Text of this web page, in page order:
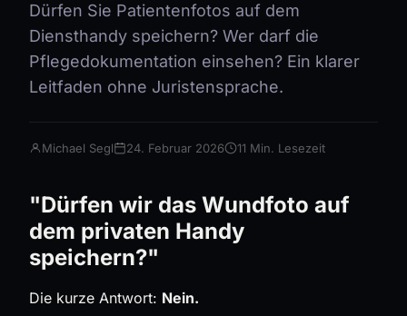
Dürfen Sie Patientenfotos auf dem
Diensthandy speichern? Wer darf die
Pflegedokumentation einsehen? Ein klarer
Leitfaden ohne Juristensprache.
Michael Segl 24. Februar 2026 11 Min. Lesezeit
"Dürfen wir das Wundfoto auf
dem privaten Handy
speichern?"
Die kurze Antwort: Nein.